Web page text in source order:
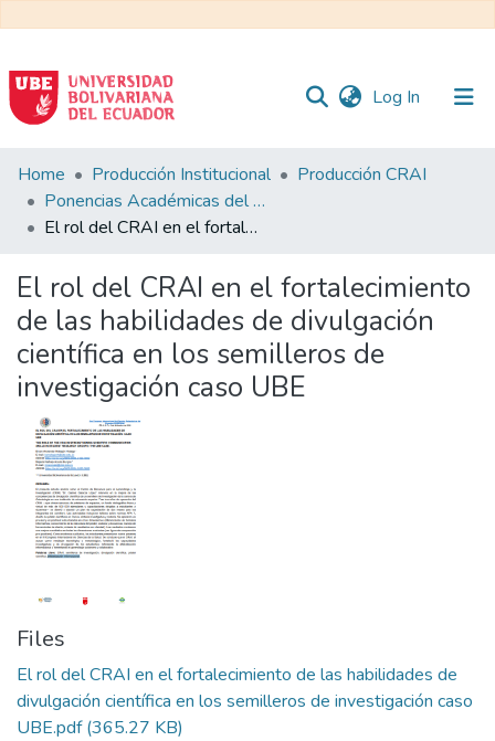
Log In (current)
Communities
&
Collections
Statistics
Home Producción Institucional
Producción CRAI
Ponencias Académicas del CRAI
El rol del CRAI en el fortalecimiento de las habilidades de divulgación científica en los semilleros de investigación caso UBE
El rol del CRAI en el fortalecimiento
de las habilidades de divulgación
científica en los semilleros de
investigación caso UBE
Files
El rol del CRAI en el fortalecimiento de las habilidades de
divulgación científica en los semilleros de investigación caso
UBE.pdf(365.27 KB)